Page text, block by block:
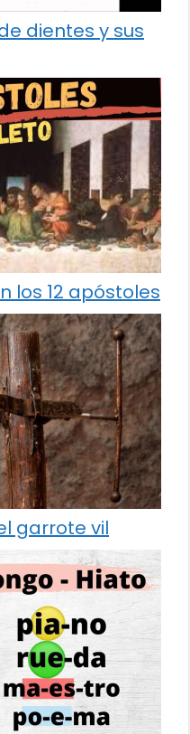
dientes y sus
los 12 apóstoles
garrote vil